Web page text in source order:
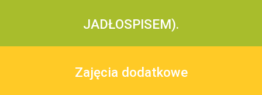
JADŁOSPISEM).
Zajęcia dodatkowe